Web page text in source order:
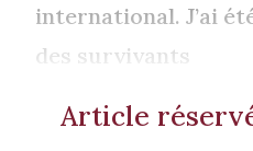
international. J’ai
des survivants
Article